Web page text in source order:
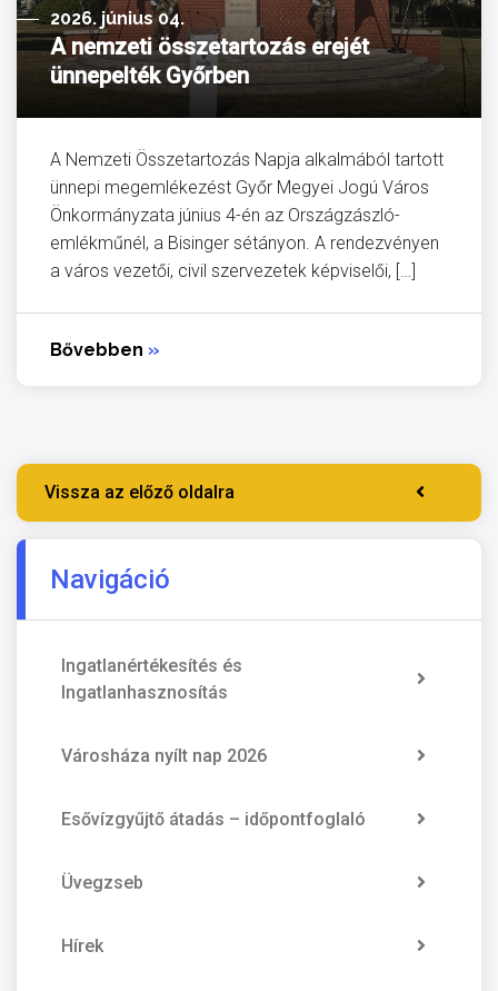
2026. június 04.
A nemzeti összetartozás erejét
ünnepelték Győrben
A Nemzeti Összetartozás Napja alkalmából tartott
ünnepi megemlékezést Győr Megyei Jogú Város
Önkormányzata június 4-én az Országzászló-
emlékműnél, a Bisinger sétányon. A rendezvényen
a város vezetői, civil szervezetek képviselői, […]
Bővebben »
Vissza az előző oldalra
Navigáció
Ingatlanértékesítés és
Ingatlanhasznosítás
Városháza nyílt nap 2026
Esővízgyűjtő átadás – időpontfoglaló
Üvegzseb
Hírek